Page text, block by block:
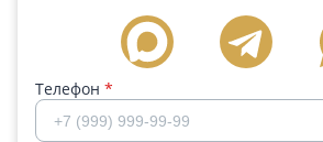
Телефон *